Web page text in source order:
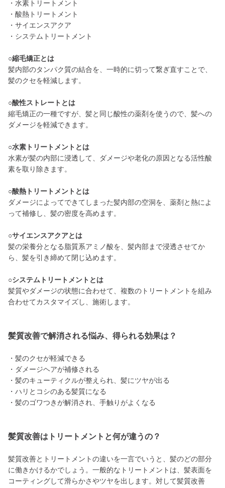
・水素トリートメント
・酸熱トリートメント
・サイエンスアクア
・システムトリートメント
○縮毛矯正とは
髪内部のタンパク質の結合を、一時的に切って繋ぎ直すことで、
髪のクセを軽減します。
○酸性ストレートとは
縮毛矯正の一種ですが、髪と同じ酸性の薬剤を使うので、髪への
ダメージを軽減できます。
○水素トリートメントとは
水素が髪の内部に浸透して、ダメージや老化の原因となる活性酸
素を取り除きます。
○酸熱トリートメントとは
ダメージによってできてしまった髪内部の空洞を、薬剤と熱によ
って補修し、髪の密度を高めます。
○サイエンスアクアとは
髪の栄養分となる脂質系アミノ酸を、髪内部まで浸透させてか
ら、髪を引き締めて閉じ込めます。
○システムトリートメントとは
髪質やダメージの状態に合わせて、複数のトリートメントを組み
合わせてカスタマイズし、施術します。
髪質改善で解消される悩み、得られる効果は？
・髪のクセが軽減できる
・ダメージヘアが補修される
・髪のキューティクルが整えられ、髪にツヤが出る
・ハリとコシのある髪質になる
・髪のゴワつきが解消され、手触りがよくなる
髪質改善はトリートメントと何が違うの？
髪質改善とトリートメントの違いを一言でいうと、髪のどの部分
に働きかけるかでしょう。一般的なトリートメントは、髪表面を
コーティングして滑らかさやツヤを出します。対して髪質改善